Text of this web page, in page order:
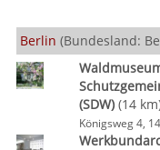
Berlin (Bundesland:
(SDW)(14
Königsweg 4,